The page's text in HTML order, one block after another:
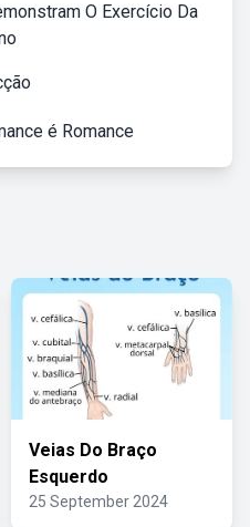
O Exercício Da
é Romance
Veias Do Braço
Esquerdo
25 September 2024